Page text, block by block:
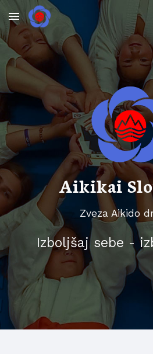
Skip to main content
Aikikai
Zveza Aikido
Izboljšaj sebe -